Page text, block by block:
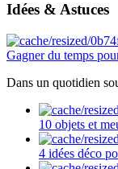
Idées & Astuces
Gagner du temps
Dans un quotidien
10 objets et
4 idées déco